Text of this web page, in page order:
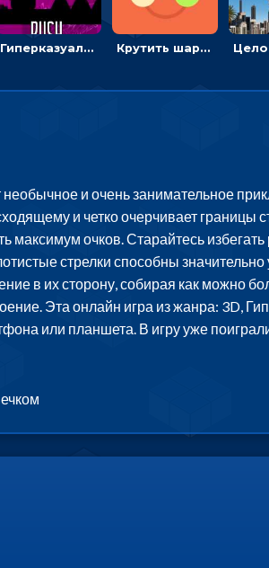
Гиперказуалка на скорость: прыгать через колья или менять сторону движения квадрата Крутить шарики, чтобы ловить цветные мячи - гиперказуальная
и очень занимательное
и четко очерчивает границы
очков. Старайтесь избегать
стрелки способны
в их сторону, собирая как можно
Эта онлайн игра из жанра: 3D,
или планшета. В игру уже